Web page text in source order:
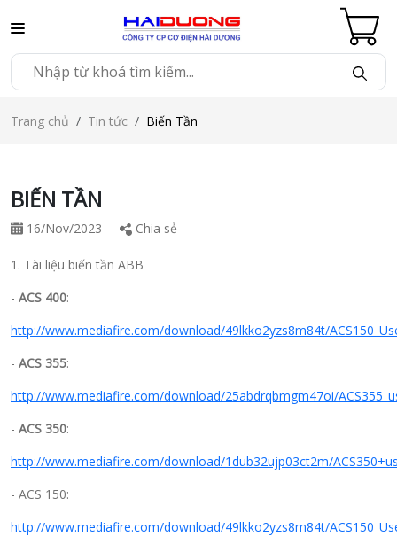
Trang chủ Tin tức Biến Tần
BIẾN TẦN
16/Nov/2023 Chia sẻ
1. Tài liệu biến tần ABB
- ACS 400:
http://www.mediafire.com/download/49lkko2yzs8m84t/
- ACS 355:
http://www.mediafire.com/download/25abdrqbmgm47oi/
- ACS 350:
http://www.mediafire.com/download/1dub32ujp03ct2m/
- ACS 150:
http://www.mediafire.com/download/49lkko2yzs8m84t/